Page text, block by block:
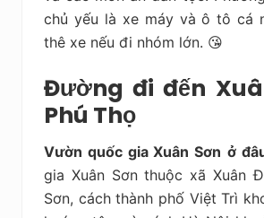
chủ yếu là xe máy và ô tô cá
thê xe nếu đi nhóm lớn. 😘
Đường đi đến
Phú Thọ
Vườn quốc gia Xuân Sơn ở
gia Xuân Sơn thuộc xã Xuân
Sơn, cách thành phố Việt Trì